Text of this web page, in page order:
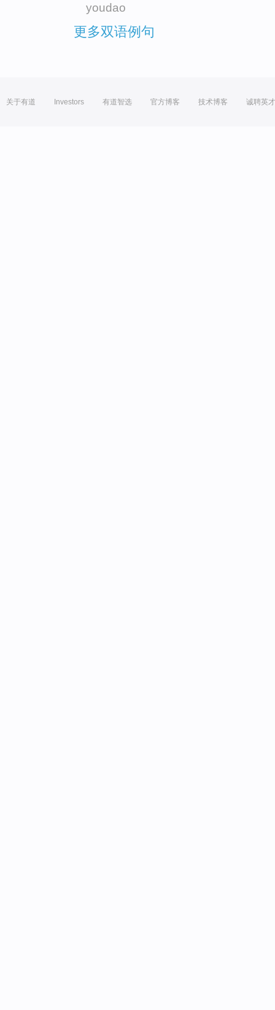
youdao
更多双语例句
关于有道 Investors 有道智选 官方博客 技术博客 诚聘英才